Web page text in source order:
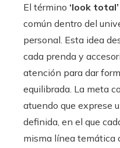
El término ‘look total’
común dentro del
personal. Esta idea
cada prenda y
atención para dar
equilibrada. La meta
atuendo que exprese
definida, en el que
misma línea temática